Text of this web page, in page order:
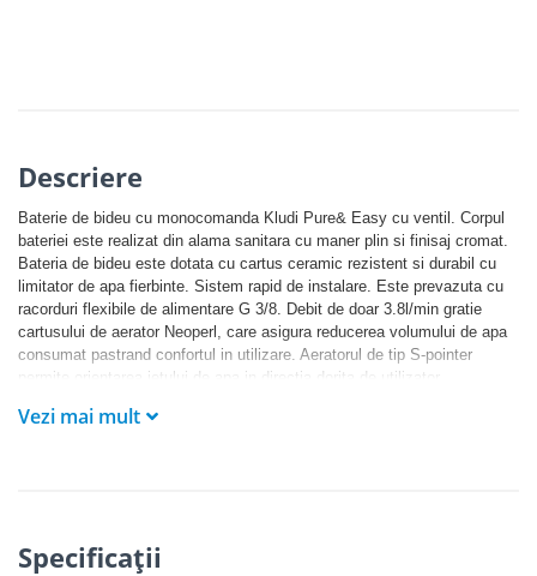
Descriere
Baterie de bideu cu monocomanda Kludi Pure& Easy cu ventil. Corpul
bateriei este realizat din alama sanitara cu maner plin si finisaj cromat.
Bateria de bideu este dotata cu cartus ceramic rezistent si durabil cu
limitator de apa fierbinte. Sistem rapid de instalare. Este prevazuta cu
racorduri flexibile de alimentare G 3/8. Debit de doar 3.8l/min gratie
cartusului de aerator Neoperl, care asigura reducerea volumului de apa
consumat pastrand confortul in utilizare. Aeratorul de tip S-pointer
permite orientarea jetului de apa in directia dorita de utilizator.
cromat lucios.
Vezi mai mult
Specificaţii